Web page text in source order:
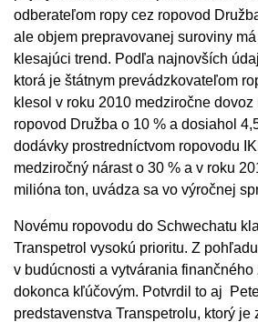
odberateľom ropy cez ropovod
ale objem prepravovanej suroviny
klesajúci trend. Podľa najnovších
ktorá je štátnym prevádzkovateľom
klesol v roku 2010 medziročne dovoz
ropovod Družba o 10 % a dosiahol
dodávky prostredníctvom ropovodu
medziročný nárast o 30 % a v roku
milióna ton, uvádza sa vo výročnej
Novému ropovodu do Schwechatu
Transpetrol vysokú prioritu. Z
v budúcnosti a vytvárania
dokonca kľúčovým. Potvrdil to aj
predstavenstva Transpetrolu, ktorý je